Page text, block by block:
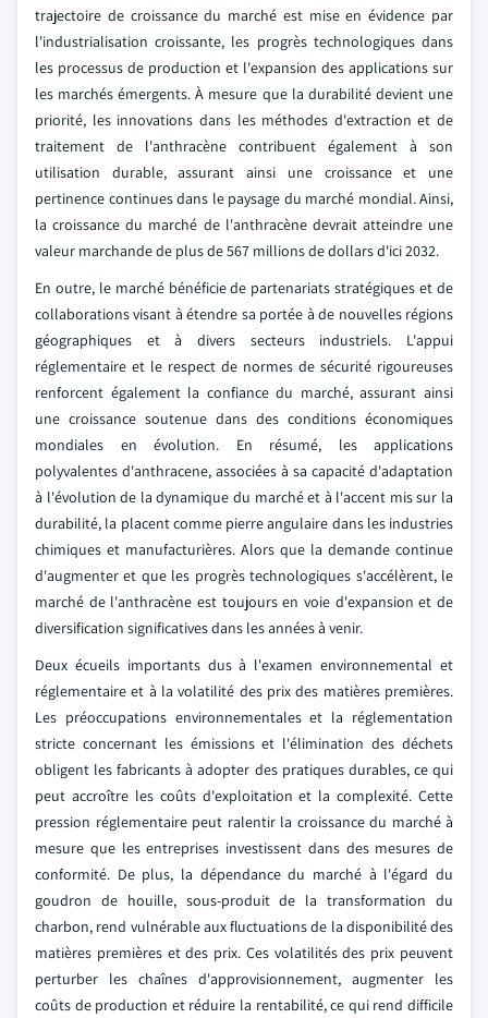
trajectoire de croissance du marché est mise en évidence par
l'industrialisation croissante, les progrès technologiques dans
les processus de production et l'expansion des applications sur
les marchés émergents. À mesure que la durabilité devient une
priorité, les innovations dans les méthodes d'extraction et de
traitement de l'anthracène contribuent également à son
utilisation durable, assurant ainsi une croissance et une
pertinence continues dans le paysage du marché mondial. Ainsi,
la croissance du marché de l'anthracène devrait atteindre une
valeur marchande de plus de 567 millions de dollars d'ici 2032.
En outre, le marché bénéficie de partenariats stratégiques et de
collaborations visant à étendre sa portée à de nouvelles régions
géographiques et à divers secteurs industriels. L'appui
réglementaire et le respect de normes de sécurité rigoureuses
renforcent également la confiance du marché, assurant ainsi
une croissance soutenue dans des conditions économiques
mondiales en évolution. En résumé, les applications
polyvalentes d'anthracene, associées à sa capacité d'adaptation
à l'évolution de la dynamique du marché et à l'accent mis sur la
durabilité, la placent comme pierre angulaire dans les industries
chimiques et manufacturières. Alors que la demande continue
d'augmenter et que les progrès technologiques s'accélèrent, le
marché de l'anthracène est toujours en voie d'expansion et de
diversification significatives dans les années à venir.
Deux écueils importants dus à l'examen environnemental et
réglementaire et à la volatilité des prix des matières premières.
Les préoccupations environnementales et la réglementation
stricte concernant les émissions et l'élimination des déchets
obligent les fabricants à adopter des pratiques durables, ce qui
peut accroître les coûts d'exploitation et la complexité. Cette
pression réglementaire peut ralentir la croissance du marché à
mesure que les entreprises investissent dans des mesures de
conformité. De plus, la dépendance du marché à l'égard du
goudron de houille, sous-produit de la transformation du
charbon, rend vulnérable aux fluctuations de la disponibilité des
matières premières et des prix. Ces volatilités des prix peuvent
perturber les chaînes d'approvisionnement, augmenter les
coûts de production et réduire la rentabilité, ce qui rend difficile